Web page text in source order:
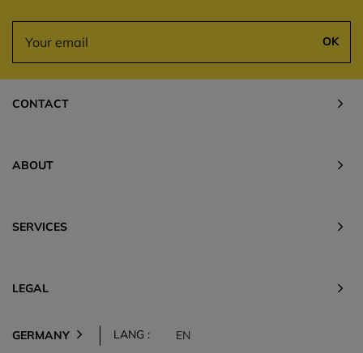
OK
CONTACT
ABOUT
SERVICES
LEGAL
GERMANY LANG : EN